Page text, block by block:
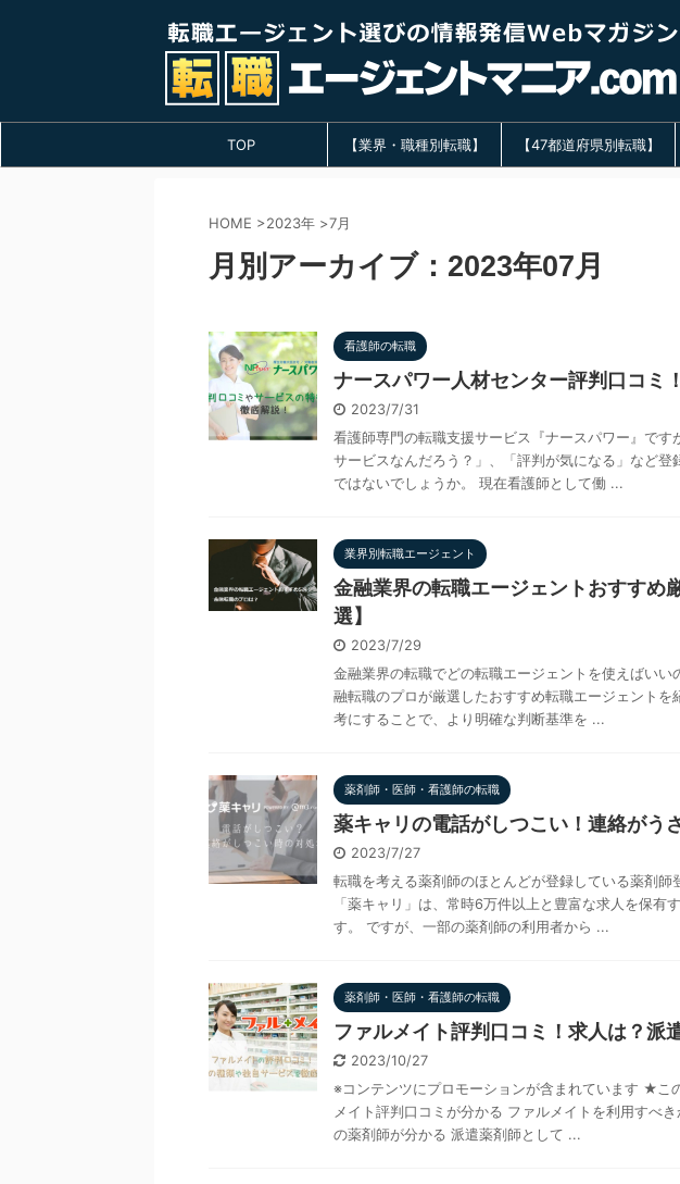
TOP 【業界・職種別転職】 【47都道府県別転職】
HOME >2023年 >7月
月別アーカイブ：2023年07月
看護師の転職
ナースパワー人材センター評判口コミ
2023/7/31
看護師専門の転職支援サービス『ナースパワー』です
サービスなんだろう？」、「評判が気になる」など
ではないでしょうか。 現在看護師として働 ...
業界別転職エージェント
金融業界の転職エージェントおすすめ
選】
2023/7/29
金融業界の転職でどの転職エージェントを使えばいい
融転職のプロが厳選したおすすめ転職エージェントを
考にすることで、より明確な判断基準を ...
薬剤師・医師・看護師の転職
薬キャリの電話がしつこい！連絡がう
2023/7/27
転職を考える薬剤師のほとんどが登録している薬剤師
「薬キャリ」は、常時6万件以上と豊富な求人を保有
す。 ですが、一部の薬剤師の利用者から ...
薬剤師・医師・看護師の転職
ファルメイト評判口コミ！求人は？派
2023/10/27
※コンテンツにプロモーションが含まれています ★
メイト評判口コミが分かる ファルメイトを利用すべ
の薬剤師が分かる 派遣薬剤師として ...